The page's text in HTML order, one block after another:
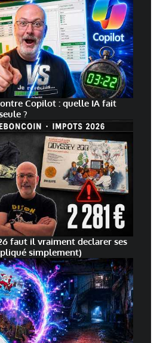
Copilot : quelle IA fait
?
faut il vraiment declarer ses
simplement)